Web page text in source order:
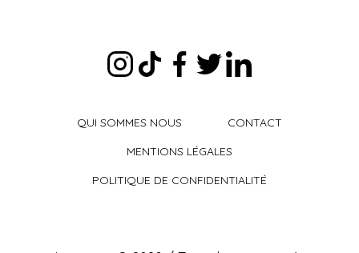
QUI SOMMES NOUS
CONTACT
MENTIONS LÉGALES
POLITIQUE DE CONFIDENTIALITÉ